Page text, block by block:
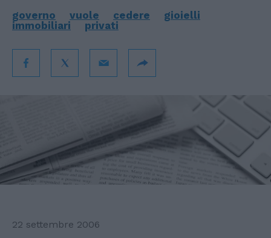
governo vuole cedere
gioielli
immobiliari
privati
22 settembre 2006